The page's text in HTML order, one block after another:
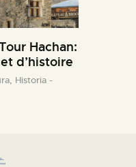
Hachan:
d’histoire
Historia -